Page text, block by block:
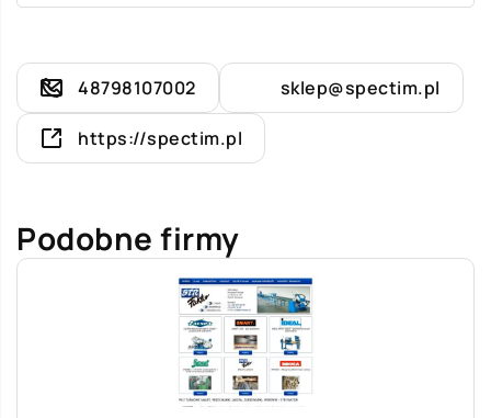
48798107002 sklep@spectim.pl
https://spectim.pl
Podobne firmy